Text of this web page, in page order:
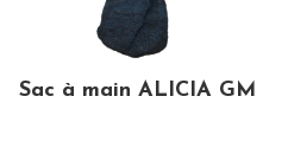
Sac à main ALICIA GM